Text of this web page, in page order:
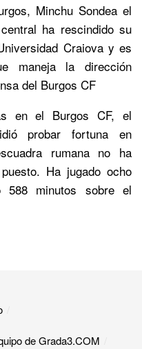
Minchu Sondea el
ha rescindido su
Craiova y es
maneja la dirección
del Burgos CF
en el Burgos CF, el
probar fortuna en
rumana no ha
Ha jugado ocho
588 minutos sobre el
de Grada3.COM